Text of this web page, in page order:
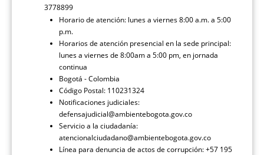
3778899
Horario de atención: lunes a viernes 8:00 a.m. a 5:00
p.m.
Horarios de atención presencial en la sede principal:
lunes a viernes de 8:00am a 5:00 pm, en jornada
continua
Bogotá - Colombia
Código Postal: 110231324
Notificaciones judiciales:
defensajudicial@ambientebogota.gov.co
Servicio a la ciudadanía:
atencionalciudadano@ambientebogota.gov.co
Línea para denuncia de actos de corrupción: +57 195